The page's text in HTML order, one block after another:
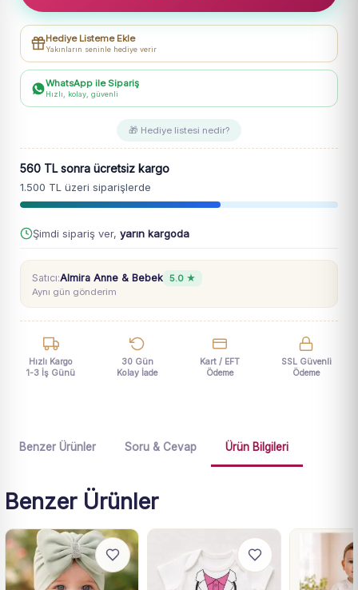
Kot
Salopetli
Uzun
Kollu
Bady
Takım
Ay
adet
Hediye Listeme Ekle
Yakınların seninle hediye verir
WhatsApp ile Sipariş
Hızlı, kolay, güvenli
🎁 Hediye listesi nedir?
560 TL sonra ücretsiz kargo
1.500 TL üzeri siparişlerde
Şimdi sipariş ver,yarın kargoda
Satıcı:Almira Anne & Bebek 5.0 ★
Aynı gün gönderim
Hızlı Kargo
1-3 İş Günü
30 Gün
Kolay İade
Kart / EFT
Ödeme
SSL Güvenli
Ödeme
Benzer Ürünler Soru & Cevap Ürün Bilgileri
Benzer Ürünler